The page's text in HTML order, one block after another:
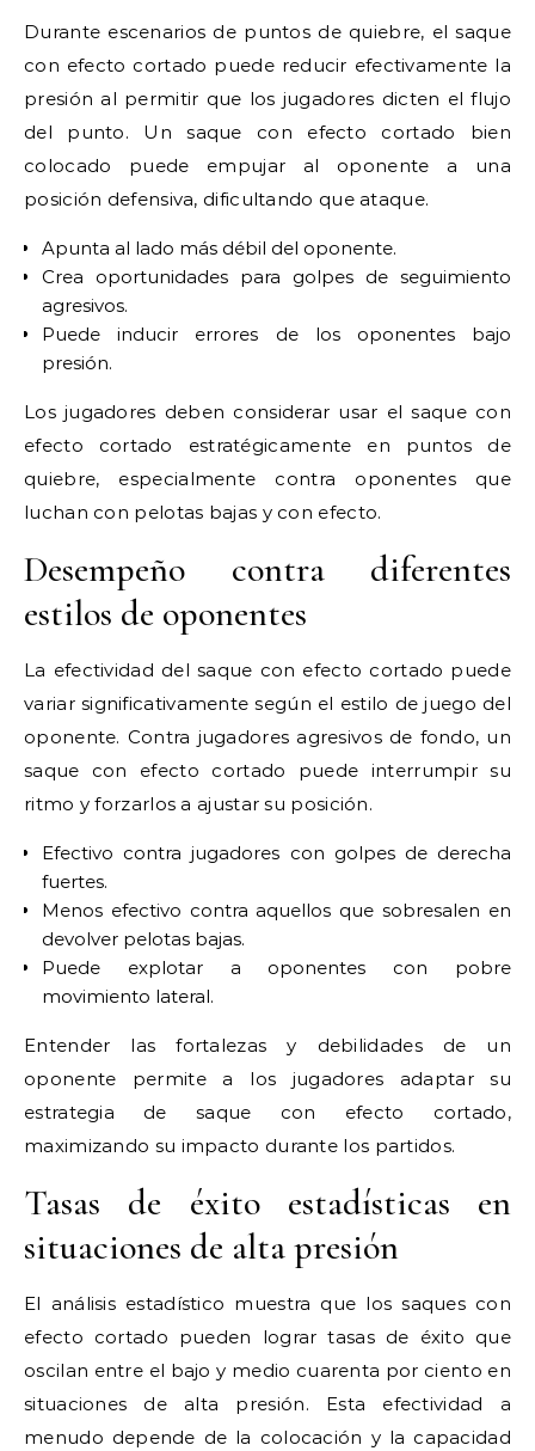
Durante escenarios de puntos de quiebre, el saque
con efecto cortado puede reducir efectivamente la
presión al permitir que los jugadores dicten el flujo
del punto. Un saque con efecto cortado bien
colocado puede empujar al oponente a una
posición defensiva, dificultando que ataque.
Apunta al lado más débil del oponente.
Crea oportunidades para golpes de seguimiento
agresivos.
Puede inducir errores de los oponentes bajo
presión.
Los jugadores deben considerar usar el saque con
efecto cortado estratégicamente en puntos de
quiebre, especialmente contra oponentes que
luchan con pelotas bajas y con efecto.
Desempeño contra diferentes
estilos de oponentes
La efectividad del saque con efecto cortado puede
variar significativamente según el estilo de juego del
oponente. Contra jugadores agresivos de fondo, un
saque con efecto cortado puede interrumpir su
ritmo y forzarlos a ajustar su posición.
Efectivo contra jugadores con golpes de derecha
fuertes.
Menos efectivo contra aquellos que sobresalen en
devolver pelotas bajas.
Puede explotar a oponentes con pobre
movimiento lateral.
Entender las fortalezas y debilidades de un
oponente permite a los jugadores adaptar su
estrategia de saque con efecto cortado,
maximizando su impacto durante los partidos.
Tasas de éxito estadísticas en
situaciones de alta presión
El análisis estadístico muestra que los saques con
efecto cortado pueden lograr tasas de éxito que
oscilan entre el bajo y medio cuarenta por ciento en
situaciones de alta presión. Esta efectividad a
menudo depende de la colocación y la capacidad